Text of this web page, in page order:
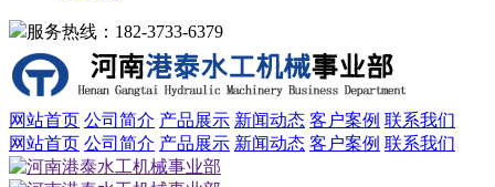
服务热线：182-3733-6379
网站首页 公司简介 产品展示 新闻动态 客户案例 联系我们
网站首页 公司简介 产品展示 新闻动态 客户案例 联系我们